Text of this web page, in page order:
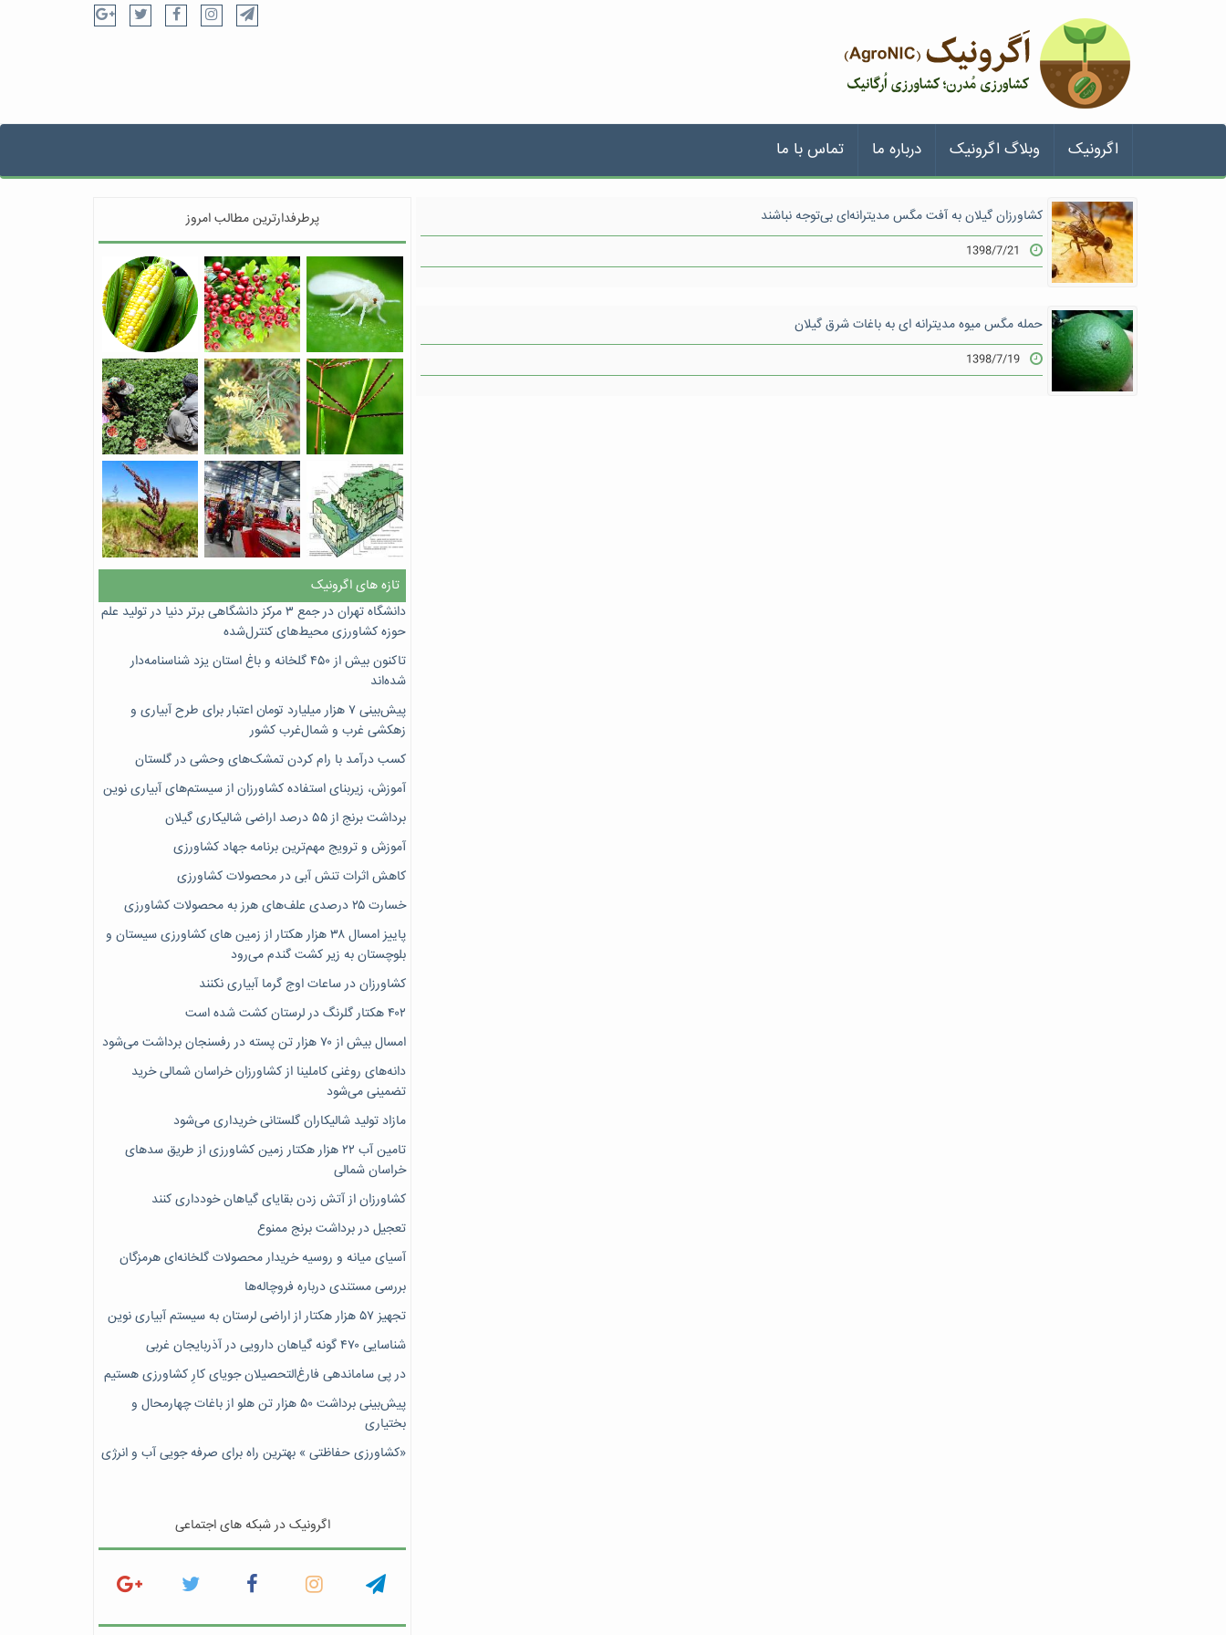
اگرونیک وبلاگ اگرونیک درباره ما تماس با ما
کشاورزان گیلان به آفت مگس مدیترانه‌ای بی‌توجه نباشند
1398/7/21
حمله مگس میوه مدیترانه ای به باغات شرق گیلان
1398/7/19
پرطرفدارترین مطالب امروز
تازه های اگرونیک
دانشگاه تهران در جمع ۳ مرکز دانشگاهی برتر دنیا در تولید علم
حوزه کشاورزی محیط‌های کنترل‌شده
تاکنون بیش از ۴۵۰ گلخانه و باغ استان یزد شناسنامه‌دار
شده‌اند
پیش‌بینی ۷‌ هزار میلیارد تومان اعتبار برای طرح آبیاری و
زهکشی غرب و شمال‌غرب کشور
کسب درآمد با رام کردن تمشک‌های وحشی در گلستان
آموزش، زیربنای استفاده کشاورزان از سیستم‌های آبیاری نوین
برداشت برنج از ۵۵ درصد اراضی شالیکاری گیلان
آموزش و ترویج مهم‌ترین برنامه جهاد کشاورزی
کاهش اثرات تنش آبی در محصولات کشاورزی
خسارت ۲۵ درصدی علف‌های هرز به محصولات کشاورزی
پاییز امسال ۳۸ هزار هکتار از زمین های کشاورزی سیستان و
بلوچستان به زیر کشت گندم می‌رود
کشاورزان در ساعات اوج گرما آبیاری نکنند
۴۰۲ هکتار گلرنگ در لرستان کشت شده است
امسال بیش از ۷۰ هزار تن پسته در رفسنجان برداشت می‌شود
دانه‌های روغنی کاملینا از کشاورزان خراسان شمالی خرید
تضمینی می‌شود
مازاد تولید شالیکاران گلستانی خریداری می‌شود
تامین آب ۲۲ هزار هکتار زمین کشاورزی از طریق سدهای
خراسان شمالی
کشاورزان از آتش زدن بقایای گیاهان خودداری کنند
تعجیل در برداشت برنج ممنوع
آسیای میانه و روسیه خریدار محصولات گلخانه‌ای هرمزگان
بررسی مستندی درباره فروچاله‌ها
تجهیز ۵۷ هزار هکتار از اراضی لرستان به سیستم آبیاری نوین
شناسایی ۴۷٠ گونه گیاهان دارویی در آذربایجان غربی
در پی ساماندهی فارغ‌التحصیلان جویای کارِ کشاورزی هستیم
پیش‎‌بینی برداشت ۵۰ هزار تن هلو از باغات چهارمحال و
بختیاری
«کشاورزی حفاظتی » بهترین راه برای صرفه جویی آب و انرژی
اگرونیک در شبکه های اجتماعی